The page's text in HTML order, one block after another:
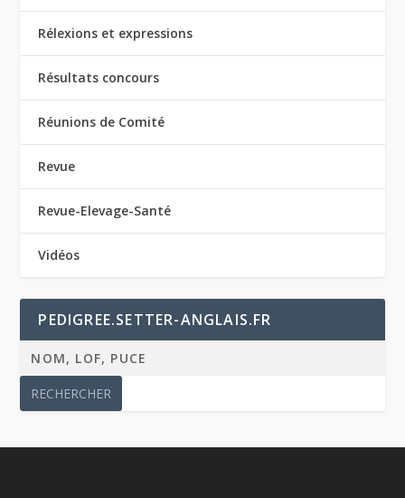
Rélexions et expressions
Résultats concours
Réunions de Comité
Revue
Revue-Elevage-Santé
Vidéos
PEDIGREE.SETTER-ANGLAIS.FR